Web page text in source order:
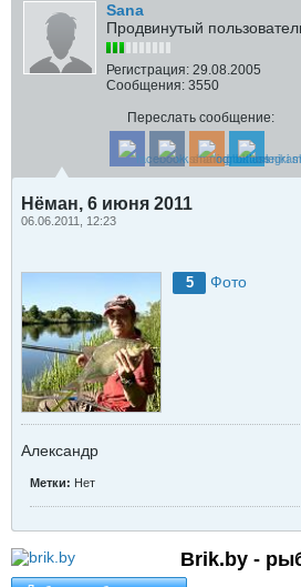
Sana
Продвинутый
Регистрация: 29.08.2005
Сообщения: 3550
Переслать сообщение:
Нёман, 6 июня 2011
06.06.2011, 12:23
5 Фото
Александр
Метки: Нет
Brik.by -